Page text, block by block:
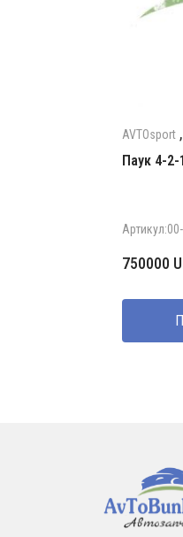
AVTOsport ,
Паук 4-
750000